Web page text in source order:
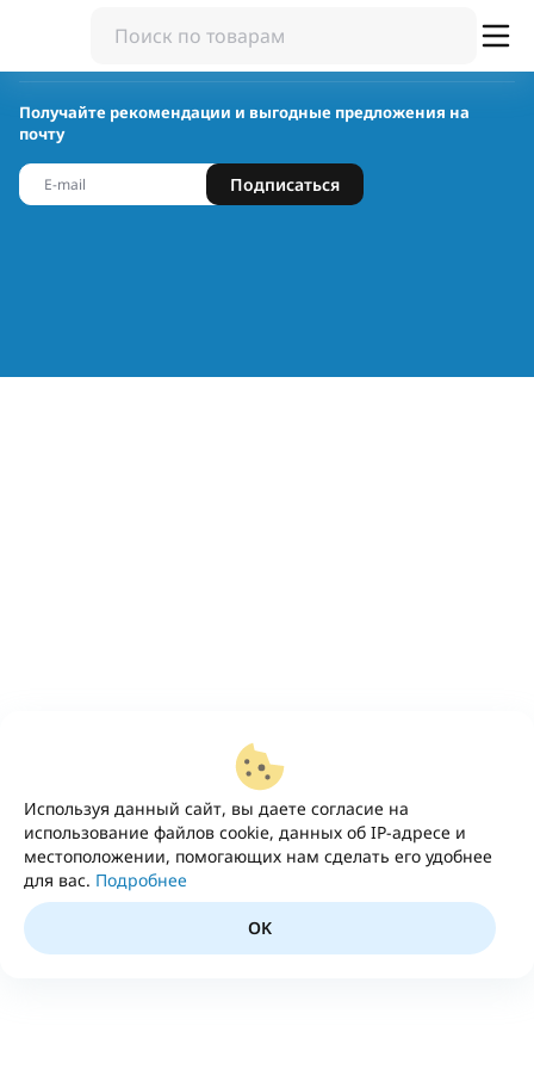
Используя данный сайт, вы даете согласие на
использование файлов cookie, данных об IP-адресе и
местоположении, помогающих нам сделать его удобнее
для вас. Подробнее
OK
Получайте рекомендации и выгодные предложения на
почту
Подписаться